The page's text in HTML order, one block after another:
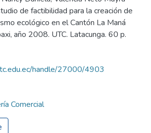
de factibilidad para la creación de
ecológico en el Cantón La Maná
año 2008. UTC. Latacunga. 60 p.
handle/27000/4903
Comercial